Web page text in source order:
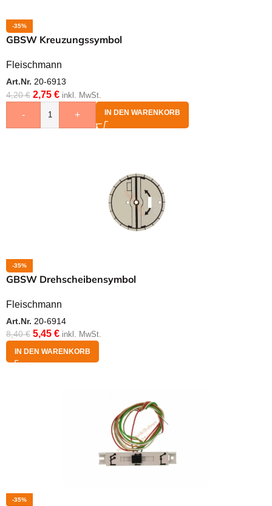
-35%
GBSW Kreuzungssymbol
Fleischmann
Art.Nr. 20-6913
4,20€ 2,75 € inkl. MwSt.
- + IN DEN WARENKORB
-35%
GBSW Drehscheibensymbol
Fleischmann
Art.Nr. 20-6914
8,40€ 5,45 € inkl. MwSt.
IN DEN WARENKORB
-35%